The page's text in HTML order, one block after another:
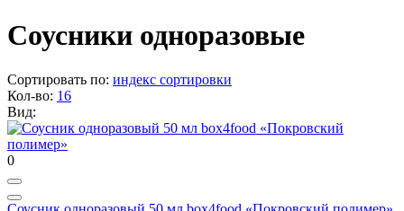
Соусники одноразовые
Сортировать по: индекс сортировки
Кол-во: 16
Вид:
0